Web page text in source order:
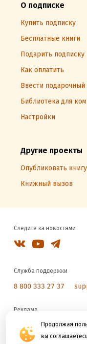
Продолжая
вы
О подписке
Купить подписку
Бесплатные книги
Подарить подписку
Как оплатить
Ввести подарочный
Библиотека для
Настройки
Другие проекты
Опубликовать
Книжный вызов
Следите за новостями
Служба поддержки
8 800 333 27 37
Реклама
reklama@litres.ru